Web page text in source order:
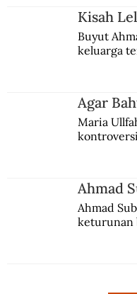
Kisah
Buyut
keluarga
Agar
Maria
Ahmad
Ahmad
keturunan